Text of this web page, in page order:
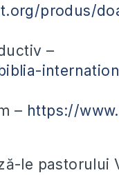
produs/
–
– https://
le pastorului